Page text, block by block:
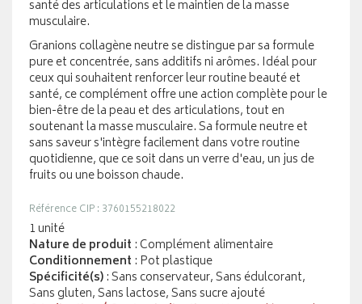
santé des articulations et le maintien de la masse
musculaire.
Granions collagène neutre se distingue par sa formule
pure et concentrée, sans additifs ni arômes. Idéal pour
ceux qui souhaitent renforcer leur routine beauté et
santé, ce complément offre une action complète pour le
bien-être de la peau et des articulations, tout en
soutenant la masse musculaire. Sa formule neutre et
sans saveur s'intègre facilement dans votre routine
quotidienne, que ce soit dans un verre d'eau, un jus de
fruits ou une boisson chaude.
Référence CIP : 3760155218022
1 unité
Nature de produit : Complément alimentaire
Conditionnement : Pot plastique
Spécificité(s): Sans conservateur, Sans édulcorant,
Sans gluten, Sans lactose, Sans sucre ajouté